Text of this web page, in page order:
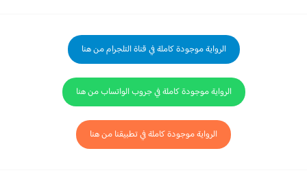
الرواية موجودة كاملة في قناة التلجرام من هنا
الرواية موجودة كاملة في جروب الواتساب من هنا
الرواية موجودة كاملة في تطبيقنا من هنا